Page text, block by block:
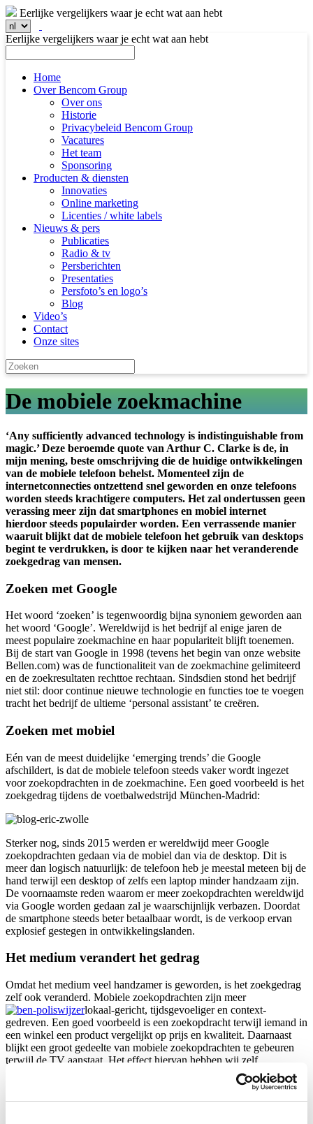
Eerlijke vergelijkers waar je echt wat aan hebt
Eerlijke vergelijkers waar je echt wat aan hebt
Home
Over Bencom Group
Over ons
Historie
Privacybeleid Bencom Group
Vacatures
Het team
Sponsoring
Producten & diensten
Innovaties
Online marketing
Licenties / white labels
Nieuws & pers
Publicaties
Radio & tv
Persberichten
Presentaties
Persfoto’s en logo’s
Blog
Video’s
Contact
Onze sites
De mobiele zoekmachine
‘Any sufficiently advanced technology is indistinguishable from
magic.’ Deze beroemde quote van Arthur C. Clarke is de, in
mijn mening, beste omschrijving die de huidige ontwikkelingen
van de mobiele telefoon behelst. Momenteel zijn de
internetconnecties ontzettend snel geworden en onze telefoons
worden steeds krachtigere computers. Het zal ondertussen geen
verassing meer zijn dat smartphones en mobiel internet
hierdoor steeds populairder worden. Een verrassende manier
waaruit blijkt dat de mobiele telefoon het gebruik van desktops
begint te verdrukken, is door te kijken naar het veranderende
zoekgedrag van mensen.
Zoeken met Google
Het woord ‘zoeken’ is tegenwoordig bijna synoniem geworden aan
het woord ‘Google’. Wereldwijd is het bedrijf al enige jaren de
meest populaire zoekmachine en haar populariteit blijft toenemen.
Bij de start van Google in 1998 (tevens het begin van onze website
Bellen.com) was de functionaliteit van de zoekmachine gelimiteerd
en de zoekresultaten rechttoe rechtaan. Sindsdien stond het bedrijf
niet stil: door continue nieuwe technologie en functies toe te voegen
tracht het bedrijf de ultieme ‘personal assistant’ te creëren.
Zoeken met mobiel
Eén van de meest duidelijke ‘emerging trends’ die Google
afschildert, is dat de mobiele telefoon steeds vaker wordt ingezet
voor zoekopdrachten in de zoekmachine. Een goed voorbeeld is het
zoekgedrag tijdens de voetbalwedstrijd München-Madrid:
Sterker nog, sinds 2015 werden er wereldwijd meer Google
zoekopdrachten gedaan via de mobiel dan via de desktop. Dit is
meer dan logisch natuurlijk: de telefoon heb je meestal meteen bij de
hand terwijl een desktop of zelfs een laptop minder handzaam zijn.
De voornaamste reden waarom er meer zoekopdrachten wereldwijd
via Google worden gedaan zal je waarschijnlijk verbazen. Doordat
de smartphone steeds beter betaalbaar wordt, is de verkoop ervan
explosief gestegen in ontwikkelingslanden.
Het medium verandert het gedrag
Omdat het medium veel handzamer is geworden, is het zoekgedrag
zelf ook veranderd. Mobiele zoekopdrachten zijn meer
lokaal-gericht, tijdsgevoeliger en context-
gedreven. Een goed voorbeeld is een zoekopdracht terwijl iemand in
een winkel een product vergelijkt op prijs en kwaliteit. Daarnaast
blijkt een groot gedeelte van mobiele zoekopdrachten te gebeuren
terwijl de TV aanstaat. Het effect hiervan hebben wij zelf
meegemaakt toen onze CEO Ben zelf verscheen in een uitzending
van Kassa!. Gedurende de uitzending steeg het (mobiele)